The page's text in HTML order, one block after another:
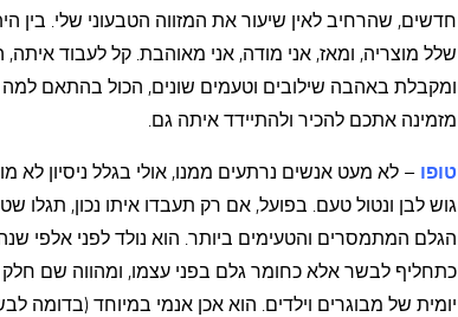
חדשים, שהרחיב לאין שיעור את המזווה הטבעוני שלי. בין
שלל מוצריה, ומאז, אני מודה, אני מאוהבת. קל לעבוד איתה,
ומקבלת באהבה שילובים וטעמים שונים, הכול בהתאם
מזמינה אתכם להכיר ולהתיידד איתה גם.
טופו – לא מעט אנשים נרתעים ממנו, אולי בגלל ניסיון
גוש לבן ונטול טעם. בפועל, אם רק תעבדו איתו נכון, תגלו
הגלם המתמסרים והטעימים ביותר. הוא נולד לפני אלפי
כתחליף לבשר אלא כחומר גלם בפני עצמו, ומהווה שם חלק
יומית של מבוגרים וילדים. הוא אכן אנמי במיוחד (בדומה